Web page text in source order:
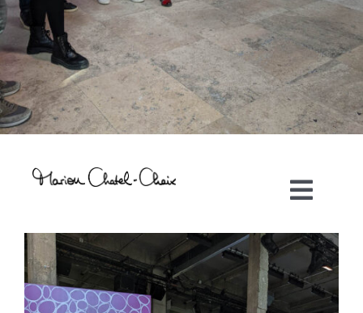
Artiste plasticienne
Collaborations